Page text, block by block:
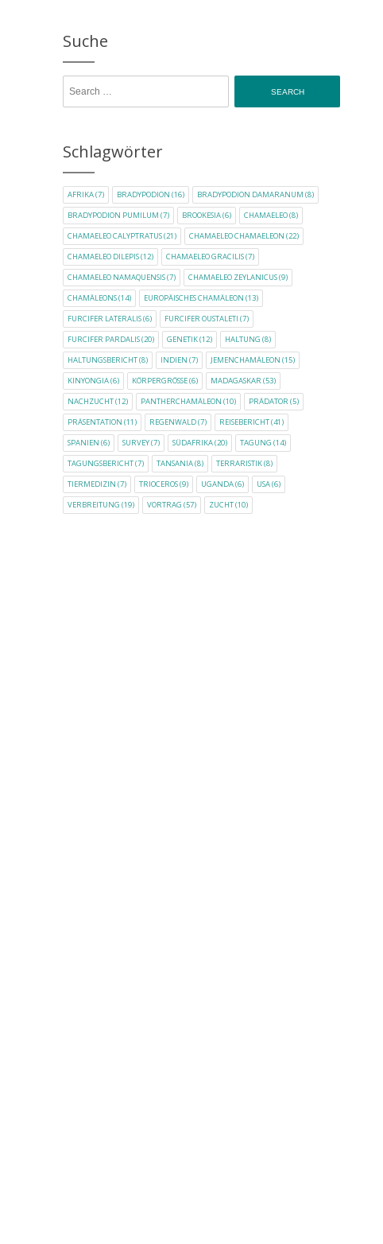
Suche
Schlagwörter
AFRIKA(7) BRADYPODION (16) BRADYPODION DAMARANUM (8)
BRADYPODION PUMILUM (7) BROOKESIA(6) CHAMAELEO(8)
CHAMAELEO CALYPTRATUS(21) CHAMAELEO CHAMAELEON (22)
CHAMAELEO DILEPIS(12) CHAMAELEO GRACILIS(7)
CHAMAELEO NAMAQUENSIS(7) CHAMAELEO ZEYLANICUS(9)
CHAMÄLEONS(14) EUROPÄISCHES CHAMÄLEON (13)
FURCIFER LATERALIS(6) FURCIFER OUSTALETI (7)
FURCIFER PARDALIS(20) GENETIK(12) HALTUNG (8)
HALTUNGSBERICHT(8) INDIEN (7) JEMENCHAMÄLEON (15)
KINYONGIA(6) KÖRPERGRÖSSE (6) MADAGASKAR(53)
NACHZUCHT(12) PANTHERCHAMÄLEON (10) PRÄDATOR(5)
PRÄSENTATION (11) REGENWALD(7) REISEBERICHT(41)
SPANIEN (6) SURVEY(7) SÜDAFRIKA(20) TAGUNG (14)
TAGUNGSBERICHT(7) TANSANIA(8) TERRARISTIK(8)
TIERMEDIZIN (7) TRIOCEROS(9) UGANDA(6) USA(6)
VERBREITUNG (19) VORTRAG (57) ZUCHT(10)